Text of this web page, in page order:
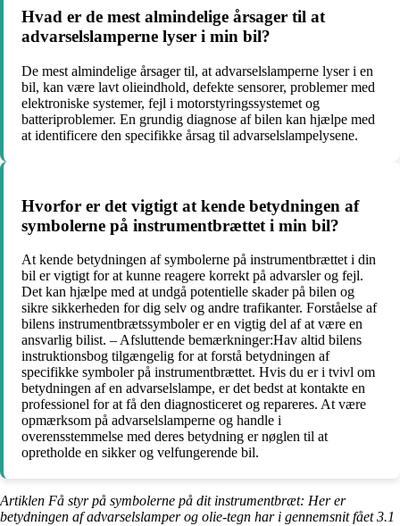
Hvad er de mest almindelige årsager til at
advarselslamperne lyser i min bil?
De mest almindelige årsager til, at advarselslamperne lyser i en
bil, kan være lavt olieindhold, defekte sensorer, problemer med
elektroniske systemer, fejl i motorstyringssystemet og
batteriproblemer. En grundig diagnose af bilen kan hjælpe med
at identificere den specifikke årsag til advarselslampelysene.
Hvorfor er det vigtigt at kende betydningen af
symbolerne på instrumentbrættet i min bil?
At kende betydningen af symbolerne på instrumentbrættet i din
bil er vigtigt for at kunne reagere korrekt på advarsler og fejl.
Det kan hjælpe med at undgå potentielle skader på bilen og
sikre sikkerheden for dig selv og andre trafikanter. Forståelse af
bilens instrumentbrætssymboler er en vigtig del af at være en
ansvarlig bilist. – Afsluttende bemærkninger:Hav altid bilens
instruktionsbog tilgængelig for at forstå betydningen af
specifikke symboler på instrumentbrættet. Hvis du er i tvivl om
betydningen af en advarselslampe, er det bedst at kontakte en
professionel for at få den diagnosticeret og repareres. At være
opmærksom på advarselslamperne og handle i
overensstemmelse med deres betydning er nøglen til at
opretholde en sikker og velfungerende bil.
Artiklen Få styr på symbolerne på dit instrumentbræt: Her er
betydningen af advarselslamper og olie-tegn har i gennemsnit fået3.1